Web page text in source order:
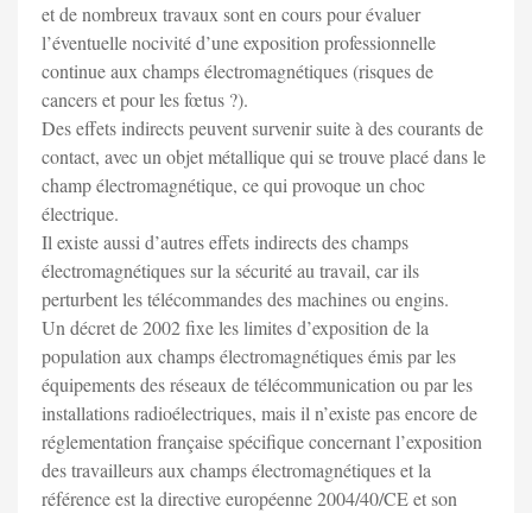
et de nombreux travaux sont en cours pour évaluer
l’éventuelle nocivité d’une exposition professionnelle
continue aux champs électromagnétiques (risques de
cancers et pour les fœtus ?).
Des effets indirects peuvent survenir suite à des courants de
contact, avec un objet métallique qui se trouve placé dans le
champ électromagnétique, ce qui provoque un choc
électrique.
Il existe aussi d’autres effets indirects des champs
électromagnétiques sur la sécurité au travail, car ils
perturbent les télécommandes des machines ou engins.
Un décret de 2002 fixe les limites d’exposition de la
population aux champs électromagnétiques émis par les
équipements des réseaux de télécommunication ou par les
installations radioélectriques, mais il n’existe pas encore de
réglementation française spécifique concernant l’exposition
des travailleurs aux champs électromagnétiques et la
référence est la directive européenne 2004/40/CE et son